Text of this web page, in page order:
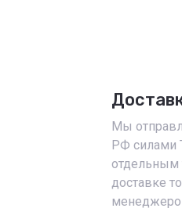
Мы
РФ силами
отдельным
доставке